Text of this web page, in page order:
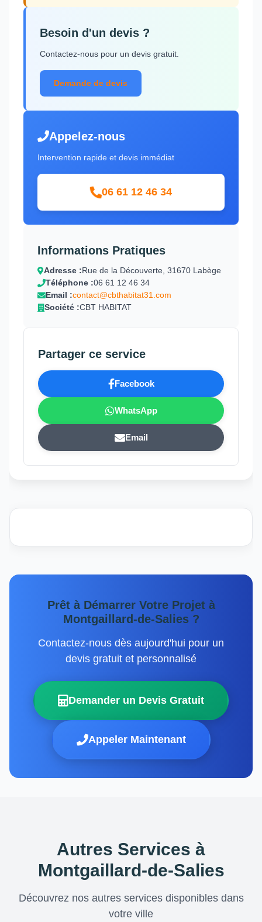
Besoin d'un devis ?
Contactez-nous pour un devis gratuit.
Demande de devis
Appelez-nous
Intervention rapide et devis immédiat
06 61 12 46 34
Informations Pratiques
Adresse :Rue de la Découverte, 31670 Labège
Téléphone :06 61 12 46 34
Email :contact@cbthabitat31.com
Société :CBT HABITAT
Partager ce service
Facebook
WhatsApp
Email
Prêt à Démarrer Votre Projet à
Montgaillard-de-Salies ?
Contactez-nous dès aujourd'hui pour un
devis gratuit et personnalisé
Demander un Devis Gratuit
Appeler Maintenant
Autres Services à
Montgaillard-de-Salies
Découvrez nos autres services disponibles dans
votre ville